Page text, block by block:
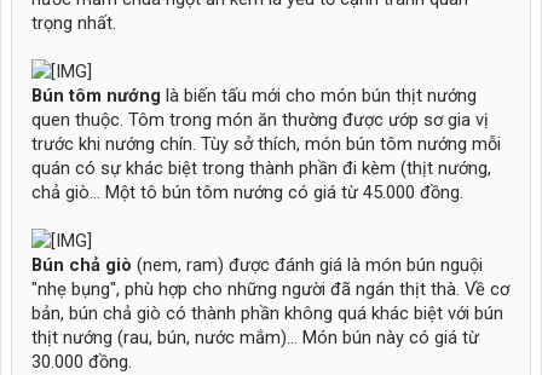
trọng nhất.
Bún tôm nướng là biến tấu mới cho món bún thịt nướng
quen thuộc. Tôm trong món ăn thường được ướp sơ gia vị
trước khi nướng chín. Tùy sở thích, món bún tôm nướng mỗi
quán có sự khác biệt trong thành phần đi kèm (thịt nướng,
chả giò... Một tô bún tôm nướng có giá từ 45.000 đồng.
Bún chả giò (nem, ram) được đánh giá là món bún nguội
"nhẹ bụng", phù hợp cho những người đã ngán thịt thà. Về cơ
bản, bún chả giò có thành phần không quá khác biệt với bún
thịt nướng (rau, bún, nước mắm)... Món bún này có giá từ
30.000 đồng.